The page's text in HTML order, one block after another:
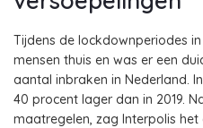
Tijdens de lockdownperiodes
mensen thuis en was er een
aantal inbraken in Nederland.
40 procent lager dan in 2019.
maatregelen, zag Interpolis